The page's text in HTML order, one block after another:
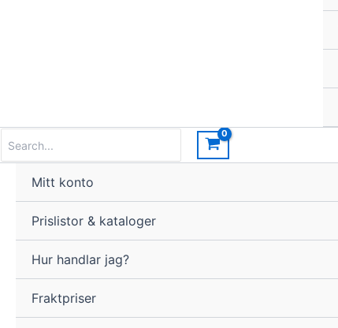
for:
Mitt konto
Prislistor & kataloger
Hur handlar jag?
Fraktpriser